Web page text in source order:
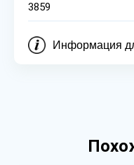
3859
Информация